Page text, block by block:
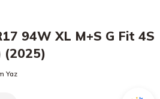
15 Lastikler
15 Lastikler
94W XL M+S G Fit 4S
(2025)
Yaz